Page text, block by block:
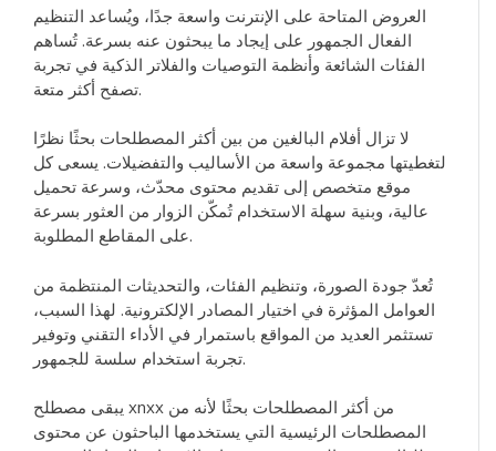
العروض المتاحة على الإنترنت واسعة جدًا، ويُساعد التنظيم
الفعال الجمهور على إيجاد ما يبحثون عنه بسرعة. تُساهم
الفئات الشائعة وأنظمة التوصيات والفلاتر الذكية في تجربة
تصفح أكثر متعة.
لا تزال أفلام البالغين من بين أكثر المصطلحات بحثًا نظرًا
لتغطيتها مجموعة واسعة من الأساليب والتفضيلات. يسعى كل
موقع متخصص إلى تقديم محتوى محدّث، وسرعة تحميل
عالية، وبنية سهلة الاستخدام تُمكّن الزوار من العثور بسرعة
على المقاطع المطلوبة.
تُعدّ جودة الصورة، وتنظيم الفئات، والتحديثات المنتظمة من
العوامل المؤثرة في اختيار المصادر الإلكترونية. لهذا السبب،
تستثمر العديد من المواقع باستمرار في الأداء التقني وتوفير
تجربة استخدام سلسة للجمهور.
يبقى مصطلح xnxx من أكثر المصطلحات بحثًا لأنه من
المصطلحات الرئيسية التي يستخدمها الباحثون عن محتوى